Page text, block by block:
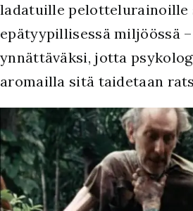
ladatuille pelottelurainoille
epätyypillisessä miljöössä
ynnättäväksi, jotta
aromailla sitä taidetaan